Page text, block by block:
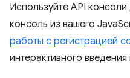
Используйте API
консоль из вашего
работы с регистрацией
интерактивного введения